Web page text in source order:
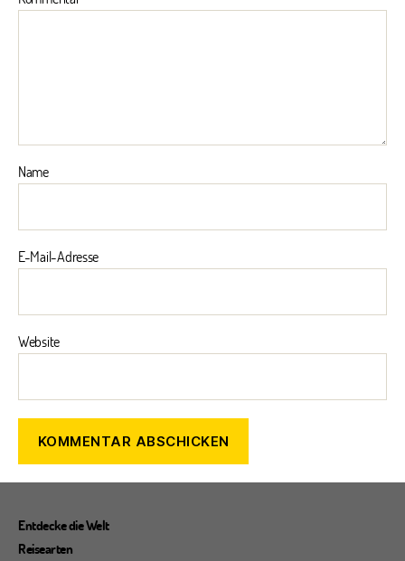
Name
E-Mail-Adresse
Website
Entdecke die Welt
Reisearten